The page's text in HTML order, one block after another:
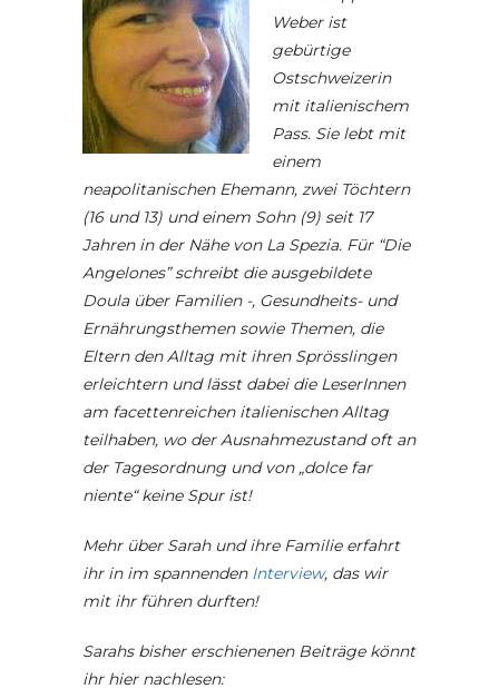
Weber ist
gebürtige
Ostschweizerin
mit italienischem
Pass. Sie lebt mit
einem
neapolitanischen Ehemann, zwei Töchtern
(16 und 13) und einem Sohn (9) seit 17
Jahren in der Nähe von La Spezia. Für “Die
Angelones” schreibt die ausgebildete
Doula über Familien -, Gesundheits- und
Ernährungsthemen sowie Themen, die
Eltern den Alltag mit ihren Sprösslingen
erleichtern und lässt dabei die LeserInnen
am facettenreichen italienischen Alltag
teilhaben, wo der Ausnahmezustand oft an
der Tagesordnung und von „dolce far
niente“ keine Spur ist!
Mehr über Sarah und ihre Familie erfahrt
ihr in im spannenden Interview, das wir
mit ihr führen durften!
Sarahs bisher erschienenen Beiträge könnt
ihr hier nachlesen: